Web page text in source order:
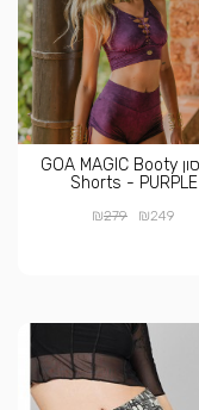
מכנסון GOA MAGIC Booty
Shorts - PURPLE
₪249
₪279